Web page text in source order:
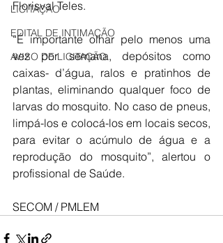
LICITAÇÃO
EDITAL DE INTIMAÇÃO
AVISO DE LICITAÇÃO
Florisval Teles.
“É importante olhar pelo menos uma
vez por semana, depósitos como
caixas- d’água, ralos e pratinhos de
plantas, eliminando qualquer foco de
larvas do mosquito. No caso de pneus,
limpá-los e colocá-los em locais secos,
para evitar o acúmulo de água e a
reprodução do mosquito”, alertou o
profissional de Saúde.
SECOM / PMLEM